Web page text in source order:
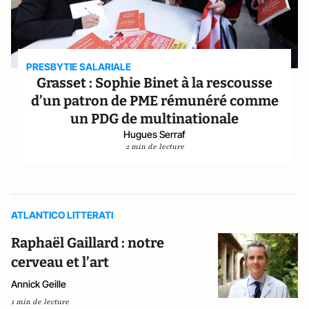
PRESBYTIE SALARIALE
Grasset : Sophie Binet à la rescousse
d’un patron de PME rémunéré comme
un PDG de multinationale
Hugues Serraf
2 min de lecture
ATLANTICO LITTERATI
Raphaël Gaillard : notre
cerveau et l’art
Annick Geille
1 min de lecture